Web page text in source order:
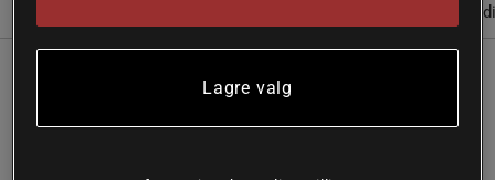
Næringsinformasjon &
Kokosmel fra Powerfruits inneholder betydelig mindre
alternativ til hvetemel ved baking og matlaging.
Lagre valg